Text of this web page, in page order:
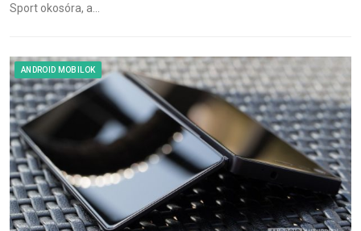
Sport okosóra, a…
ANDROID MOBILOK